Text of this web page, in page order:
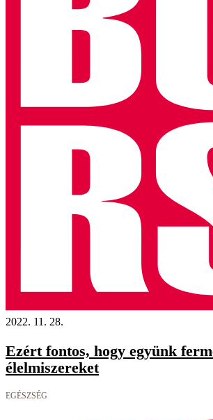
2022. 11. 28.
Ezért fontos, hogy együnk
élelmiszereket
EGÉSZSÉG